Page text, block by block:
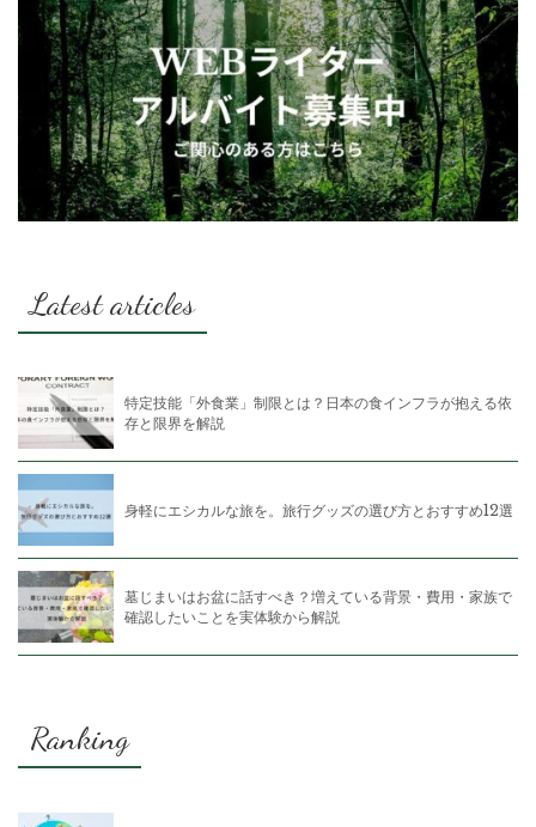
Latest articles
特定技能「外食業」制限とは？日本の食インフラが抱える依
存と限界を解説
身軽にエシカルな旅を。旅行グッズの選び方とおすすめ12選
墓じまいはお盆に話すべき？増えている背景・費用・家族で
確認したいことを実体験から解説
Ranking